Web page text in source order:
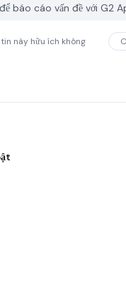
báo cáo vấn đề với G2
này hữu ích không